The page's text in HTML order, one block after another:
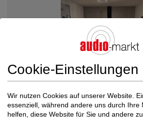
BurmesterReference Line 175
Cookie-Einstellungen
Wir nutzen Cookies auf unserer Website.
essenziell, während andere uns durch Ihre
helfen, diese Website für Sie und andere